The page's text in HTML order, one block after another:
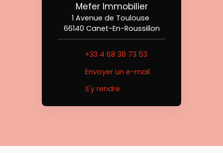
Mefer Immobilier
1 Avenue de Toulouse
66140 Canet-En-Roussillon
+33 4 68 38 73 53
Envoyer un e-mail
S'y rendre